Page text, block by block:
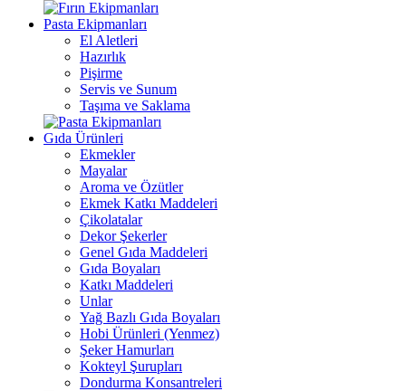
Pasta Ekipmanları
El Aletleri
Hazırlık
Pişirme
Servis ve Sunum
Taşıma ve Saklama
Gıda Ürünleri
Ekmekler
Mayalar
Aroma ve Özütler
Ekmek Katkı Maddeleri
Çikolatalar
Dekor Şekerler
Genel Gıda Maddeleri
Gıda Boyaları
Katkı Maddeleri
Unlar
Yağ Bazlı Gıda Boyaları
Hobi Ürünleri (Yenmez)
Şeker Hamurları
Kokteyl Şurupları
Dondurma Konsantreleri